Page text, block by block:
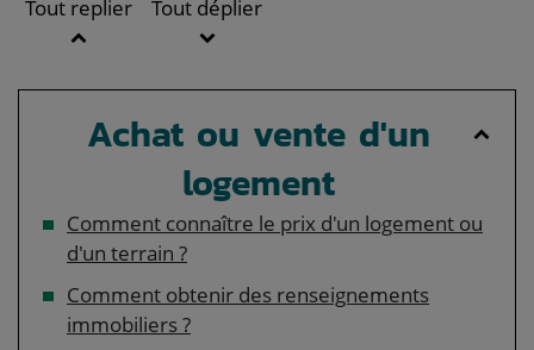
Tout replier Tout déplier
Achat ou vente d'un
logement
Comment connaître le prix d'un logement ou
d'un terrain ?
Comment obtenir des renseignements
immobiliers ?